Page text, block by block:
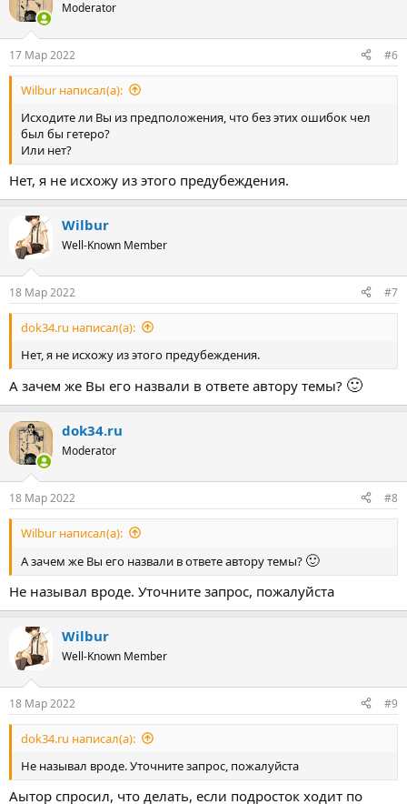
Moderator
17 Мар 2022 #6
Wilbur написал(а):
Исходите ли Вы из предположения, что без этих ошибок чел
был бы гетеро?
Или нет?
Нет, я не исхожу из этого предубеждения.
Wilbur
Well-Known Member
18 Мар 2022 #7
dok34.ru написал(а):
Нет, я не исхожу из этого предубеждения.
А зачем же Вы его назвали в ответе автору темы? 🙂
dok34.ru
Moderator
18 Мар 2022 #8
Wilbur написал(а):
А зачем же Вы его назвали в ответе автору темы? 🙂
Не называл вроде. Уточните запрос, пожалуйста
Wilbur
Well-Known Member
18 Мар 2022 #9
dok34.ru написал(а):
Не называл вроде. Уточните запрос, пожалуйста
Аытор спросил, что делать, если подросток ходит по